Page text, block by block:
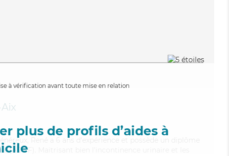
à vérification avant toute mise en relation
plus de profils d’aides à
René a 6 ans d'expérience et possède un diplôme
(ADVF). Maitrisant bien l'incontinence urinaire et les